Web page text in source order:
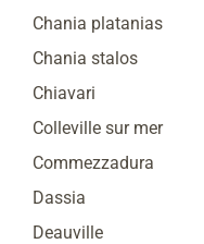
Chania platanias
Chania stalos
Chiavari
Colleville sur mer
Commezzadura
Dassia
Deauville